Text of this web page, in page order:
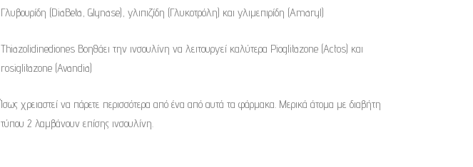
Γλυβουρίδη (DiaBeta, Glynase), γλιπιζίδη (Γλυκοτρόλη) και γλιμεπιρίδη (Amaryl)
Thiazolidinediones Βοηθάει την ινσουλίνη να λειτουργεί καλύτερα Pioglitazone (Actos) και
rosiglitazone (Avandia)
Ίσως χρειαστεί να πάρετε περισσότερα από ένα από αυτά τα φάρμακα. Μερικά άτομα με διαβήτη
τύπου 2 λαμβάνουν επίσης ινσουλίνη.